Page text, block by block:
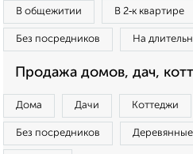
В общежитии В 2‑к квартире
Без посредников На
Продажа домов, дач,
Дома Дачи Коттеджи
Без посредников Деревянные